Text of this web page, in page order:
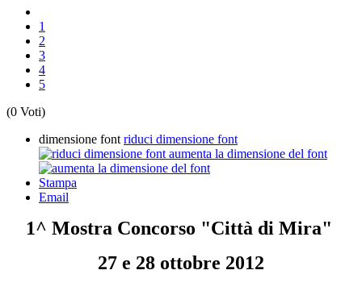
1
2
3
4
5
(0 Voti)
dimensione font riduci dimensione font
aumenta la dimensione del font
Stampa
Email
1^ Mostra Concorso "Città di Mira"
27 e 28 ottobre 2012